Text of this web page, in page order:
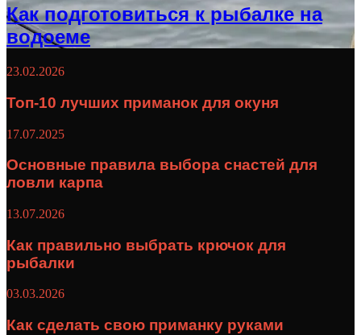
Как подготовиться к рыбалке на
водоеме
23.02.2026
Топ-10 лучших приманок для окуня
17.07.2025
Основные правила выбора снастей для
ловли карпа
13.07.2026
Как правильно выбрать крючок для
рыбалки
03.03.2026
Как сделать свою приманку руками